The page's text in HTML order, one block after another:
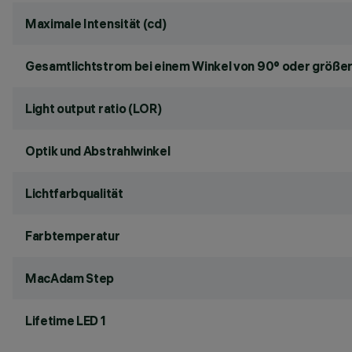
Maximale Intensität (cd)
Gesamtlichtstrom bei einem Winkel von 90° oder
Light output ratio (LOR)
Optik und Abstrahlwinkel
Lichtfarbqualität
Farbtemperatur
MacAdam Step
Lifetime LED 1